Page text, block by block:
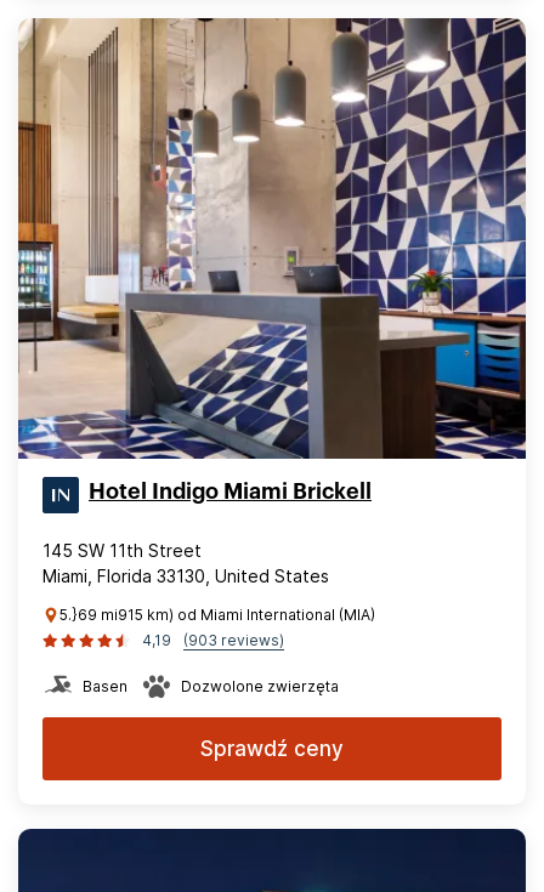
Hotel Indigo Miami Brickell
145 SW 11th Street
Miami, Florida 33130, United States
5.}69 mi915 km) od Miami International (MIA)
4,19
(903 reviews)
Basen Dozwolone zwierzęta
Sprawdź ceny